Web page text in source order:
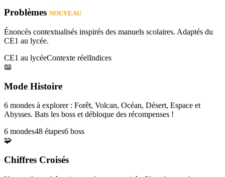
Problèmes NOUVEAU
Énoncés contextualisés inspirés des manuels scolaires. Adaptés du
CE1 au lycée.
CE1 au lycéeContexte réelIndices
📖
Mode Histoire
6 mondes à explorer : Forêt, Volcan, Océan, Désert, Espace et
Abysses. Bats les boss et débloque des récompenses !
6 mondes48 étapes6 boss
🧩
Chiffres Croisés